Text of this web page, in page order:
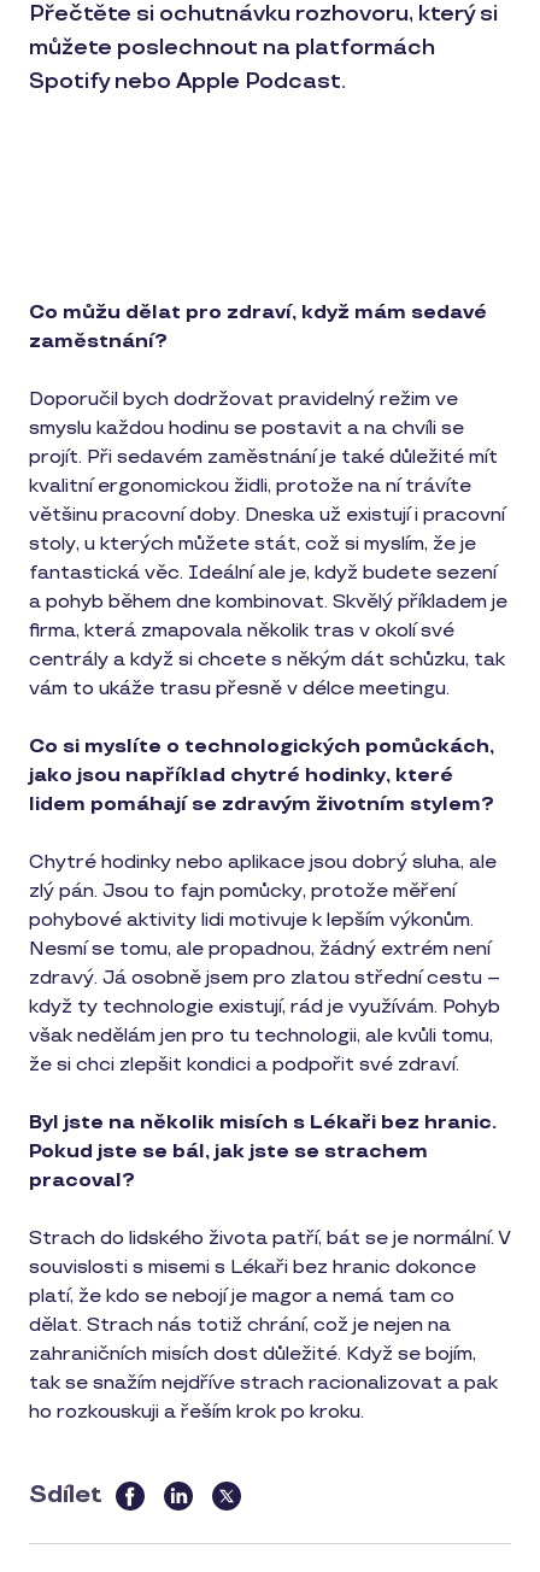
Přečtěte si ochutnávku rozhovoru, který si
můžete poslechnout na platformách
Spotify nebo Apple Podcast.
Co můžu dělat pro zdraví, když mám sedavé
zaměstnání?
Doporučil bych dodržovat pravidelný režim ve
smyslu každou hodinu se postavit a na chvíli se
projít. Při sedavém zaměstnání je také důležité mít
kvalitní ergonomickou židli, protože na ní trávíte
většinu pracovní doby. Dneska už existují i pracovní
stoly, u kterých můžete stát, což si myslím, že je
fantastická věc. Ideální ale je, když budete sezení
a pohyb během dne kombinovat. Skvělý příkladem je
firma, která zmapovala několik tras v okolí své
centrály a když si chcete s někým dát schůzku, tak
vám to ukáže trasu přesně v délce meetingu.
Co si myslíte o technologických pomůckách,
jako jsou například chytré hodinky, které
lidem pomáhají se zdravým životním stylem?
Chytré hodinky nebo aplikace jsou dobrý sluha, ale
zlý pán. Jsou to fajn pomůcky, protože měření
pohybové aktivity lidi motivuje k lepším výkonům.
Nesmí se tomu, ale propadnou, žádný extrém není
zdravý. Já osobně jsem pro zlatou střední cestu –
když ty technologie existují, rád je využívám. Pohyb
však nedělám jen pro tu technologii, ale kvůli tomu,
že si chci zlepšit kondici a podpořit své zdraví.
Byl jste na několik misích s Lékaři bez hranic.
Pokud jste se bál, jak jste se strachem
pracoval?
Strach do lidského života patří, bát se je normální. V
souvislosti s misemi s Lékaři bez hranic dokonce
platí, že kdo se nebojí je magor a nemá tam co
dělat. Strach nás totiž chrání, což je nejen na
zahraničních misích dost důležité. Když se bojím,
tak se snažím nejdříve strach racionalizovat a pak
ho rozkouskuji a řeším krok po kroku.
Sdílet
this
article